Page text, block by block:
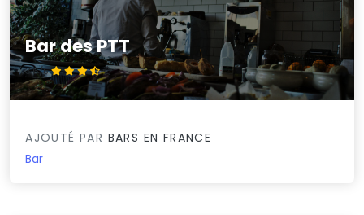
Bar des PTT
3.6/5
AJOUTÉ PAR BARS EN FRANCE
Bar